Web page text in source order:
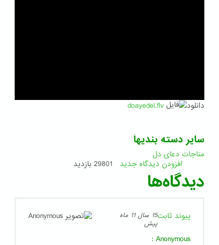
دانلود doayedel.flv
سایر دسته بندیها
مناجات دعای دل
افزودن دیدگاه جدید
29801 بازدید
دیدگاه‌ها
پیوند ثابت
15 سال 11 ماه
پیش
Anonymous
: